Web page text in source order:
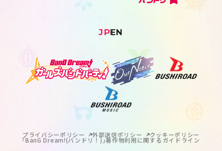
JPEN
プライバシーポリシー 外部送信ポリシー クッキーポリシー
｢BanG Dream!(バンドリ！)｣著作物利用に関するガイドライン